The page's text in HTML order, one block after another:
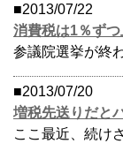
■2013/07/22
消費税は1％ず
参議院選挙が終
■2013/07/20
増税先送りだと
ここ最近、続け